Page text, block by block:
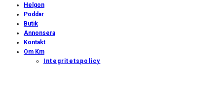
Helgon
Poddar
Butik
Annonsera
Kontakt
Om Km
Integritetspolicy